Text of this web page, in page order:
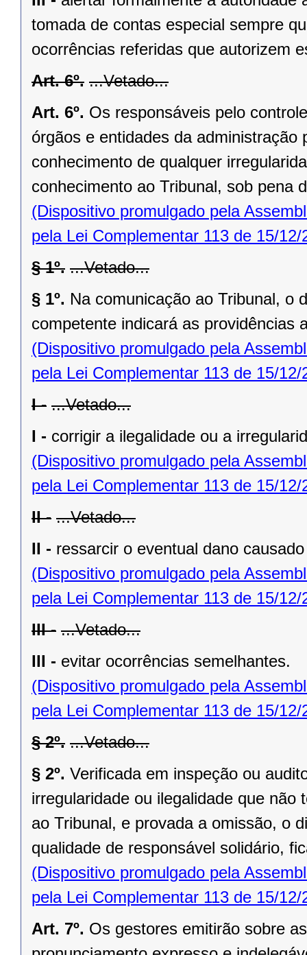
tomada de contas especial sempre
ocorrências referidas que autorizem
Art. 6º. ...Vetado...
Art. 6º. Os responsáveis pelo
órgãos e entidades da
conhecimento de qualquer
conhecimento ao Tribunal, sob pena
(Dispositivo promulgado pela
pela Lei Complementar 113 de 15/12/
§ 1º. ...Vetado...
§ 1º. Na comunicação ao Tribunal, o
competente indicará as providências
(Dispositivo promulgado pela
pela Lei Complementar 113 de 15/12/
I - ...Vetado...
I - corrigir a ilegalidade ou a
(Dispositivo promulgado pela
pela Lei Complementar 113 de 15/12/
II - ...Vetado...
II - ressarcir o eventual dano
(Dispositivo promulgado pela
pela Lei Complementar 113 de 15/12/
III - ...Vetado...
III - evitar ocorrências semelhantes.
(Dispositivo promulgado pela
pela Lei Complementar 113 de 15/12/
§ 2º. ...Vetado...
§ 2º. Verificada em inspeção ou
irregularidade ou ilegalidade que
ao Tribunal, e provada a omissão, o
qualidade de responsável solidário,
(Dispositivo promulgado pela
pela Lei Complementar 113 de 15/12/
Art. 7º. Os gestores emitirão sobre